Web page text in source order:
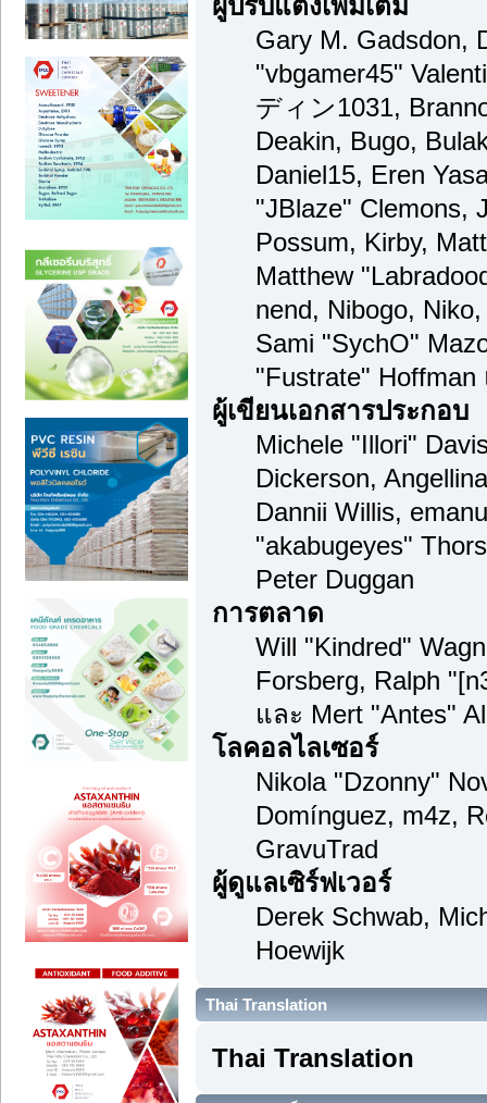
ผู้ปรับแต่งเพิ่มเติม
Gary M. Gadsdon,
"vbgamer45"
ディン1031,
Deakin, Bugo,
Daniel15, Eren
"JBlaze" Clemons,
Possum, Kirby,
Matthew
nend, Nibogo,
Sami "SychO"
"Fustrate"
ผู้เขียนเอกสารประกอบ
Michele "Illori"
Dickerson,
Dannii Willis,
"akabugeyes"
Peter Duggan
การตลาด
Will "Kindred"
Forsberg, Ralph
และ Mert "Antes"
โลคอลไลเซอร์
Nikola "Dzonny"
Domínguez, m4z,
GravuTrad
ผู้ดูแลเซิร์ฟเวอร์
Derek Schwab,
Hoewijk
Thai Translation
Thai Translation